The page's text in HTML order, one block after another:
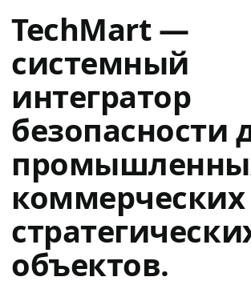
TechMart —
системный
интегратор
безопасности
объектов.